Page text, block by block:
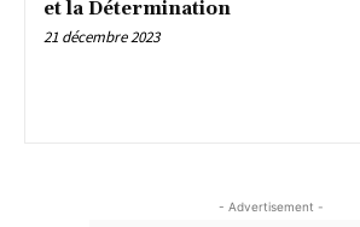
et la Détermination
21 décembre 2023
- Advertisement -